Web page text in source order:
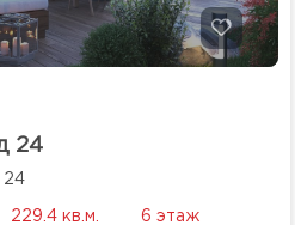
24
24
229.4 кв.м. 6 этаж